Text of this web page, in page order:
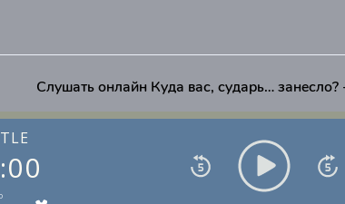
Слушать онлайн Куда вас, сударь…